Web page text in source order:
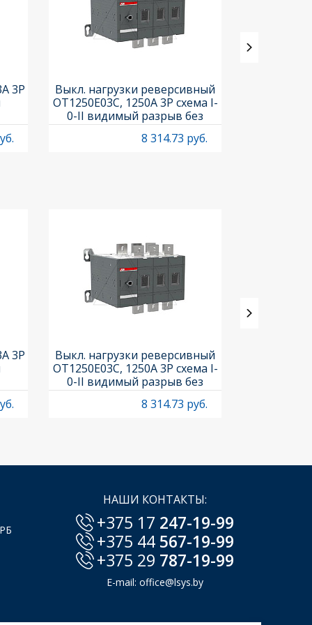
3P
Выкл. нагрузки реверсивный
OT1250E03C, 1250A 3P схема I-
0-II видимый разрыв без
рукоятки
8 314.73 руб.
3P
Выкл. нагрузки реверсивный
OT1250E03C, 1250A 3P схема I-
0-II видимый разрыв без
рукоятки
8 314.73 руб.
НАШИ КОНТАКТЫ:
+375 17 247-19-99
+375 44 567-19-99
+375 29 787-19-99
E-mail: office@lsys.by